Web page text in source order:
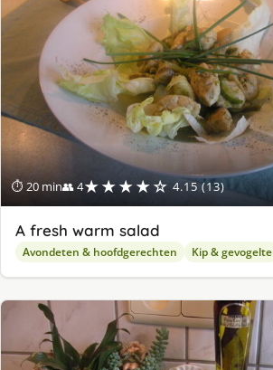
⏱ 20 min👥 4★★★★☆ 4.15 (13)
A fresh warm salad
Avondeten & hoofdgerechten Kip & gevogelte